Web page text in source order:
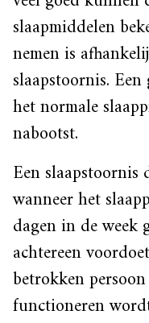
slaapmiddelen
nemen is
slaapstoornis.
het normale
nabootst.
Een
wanneer het
dagen in de week
achtereen
betrokken
functioneren